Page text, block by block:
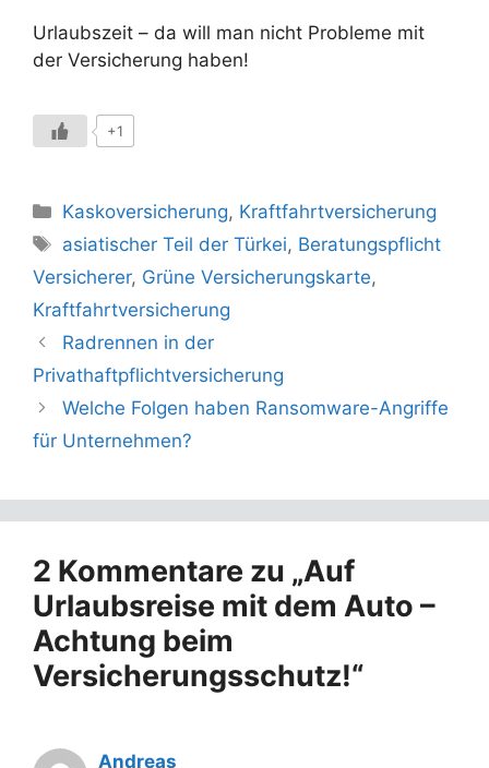
Urlaubszeit – da will man nicht Probleme mit
der Versicherung haben!
+1
Kategorien
Kaskoversicherung, Kraftfahrtversicherung
Schlagwörter
asiatischer Teil der Türkei, Beratungspflicht
Versicherer, Grüne Versicherungskarte,
Kraftfahrtversicherung
Radrennen in der
Privathaftpflichtversicherung
Welche Folgen haben Ransomware-Angriffe
für Unternehmen?
2 Kommentare zu „Auf
Urlaubsreise mit dem Auto –
Achtung beim
Versicherungsschutz!“
Andreas